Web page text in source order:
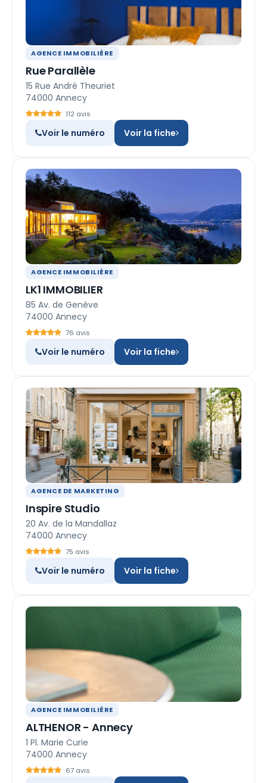
AGENCE IMMOBILIÈRE
Rue Parallèle
15 Rue André Theuriet
74000 Annecy
112 avis
Voir le numéro Voir la fiche
AGENCE IMMOBILIÈRE
LK1 IMMOBILIER
85 Av. de Genève
74000 Annecy
76 avis
Voir le numéro Voir la fiche
AGENCE DE MARKETING
Inspire Studio
20 Av. de la Mandallaz
74000 Annecy
75 avis
Voir le numéro Voir la fiche
AGENCE IMMOBILIÈRE
ALTHENOR - Annecy
1 Pl. Marie Curie
74000 Annecy
67 avis